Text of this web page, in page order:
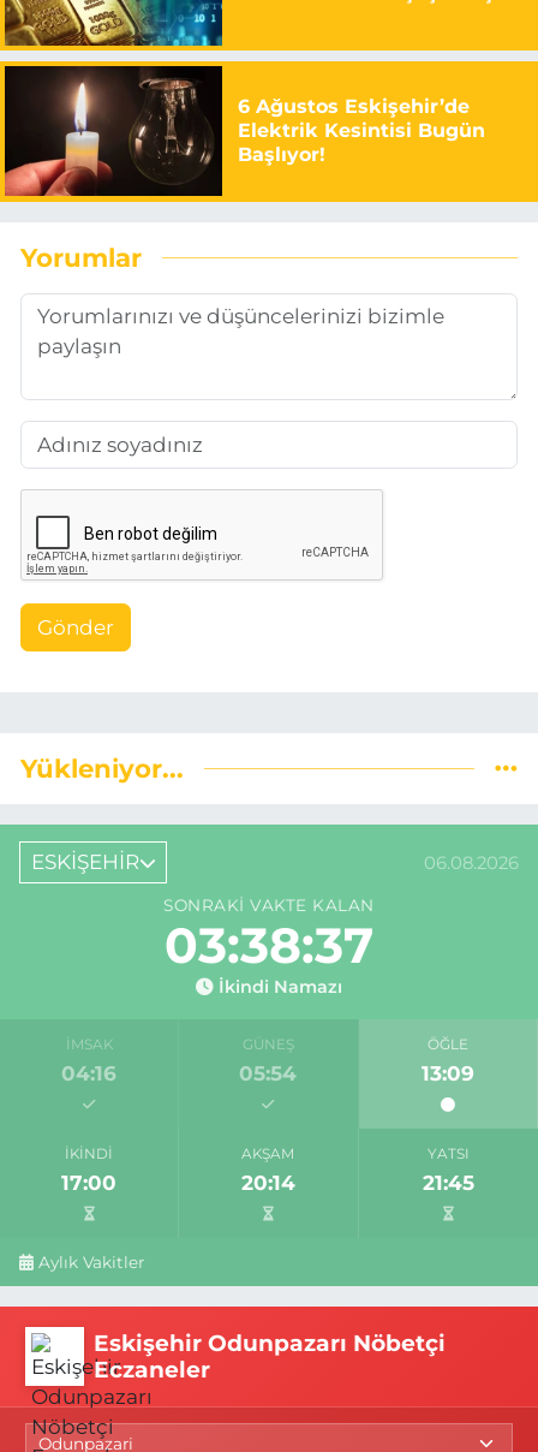
6 Ağustos Eskişehir’de
Elektrik Kesintisi Bugün
Başlıyor!
Yorumlar
Gönder
Yükleniyor...
ESKİŞEHİR 06.08.2026
SONRAKI VAKTE KALAN
03:38:36
İkindi Namazı
İMSAK
04:16
GÜNEŞ
05:54
ÖĞLE
13:09
İKINDI
17:00
AKŞAM
20:14
YATSI
21:45
Aylık Vakitler
Eskişehir Odunpazarı Nöbetçi
Eczaneler